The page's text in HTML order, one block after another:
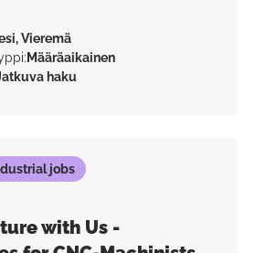
Vieremä
: Määräaikainen
haku
jobs
with Us -